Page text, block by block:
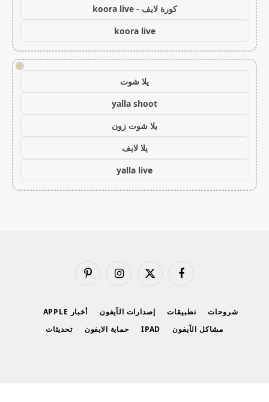
كورة لايف - koora live
koora live
!
يلا شوت
yalla shoot
يلا شوت زون
يلا لايف
yalla live
فيسبوك
X
الانستغرامبينتيريست
شروحات تطبيقات إصدارات الآيفون
أخبار APPLE
مشاكل الآيفون
IPAD حماية الايفون تحديثات